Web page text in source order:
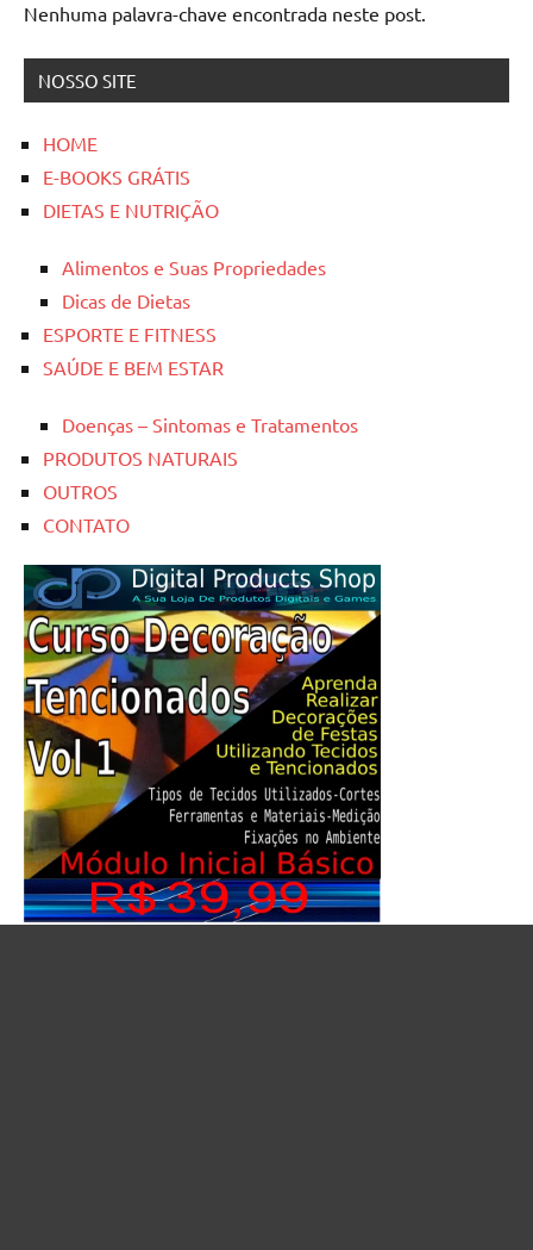
Nenhuma palavra-chave encontrada neste post.
NOSSO SITE
HOME
E-BOOKS GRÁTIS
DIETAS E NUTRIÇÃO
Alimentos e Suas Propriedades
Dicas de Dietas
ESPORTE E FITNESS
SAÚDE E BEM ESTAR
Doenças – Sintomas e Tratamentos
PRODUTOS NATURAIS
OUTROS
CONTATO